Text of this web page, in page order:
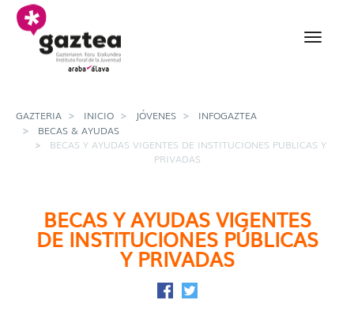
Saltar al contenido principal
Becas y ayudas
GAZTERIA INICIO JÓVENES
INFOGAZTEA
BECAS & AYUDAS
BECAS Y AYUDAS VIGENTES DE INSTITUCIONES PUBLICAS Y
PRIVADAS
BECAS Y AYUDAS VIGENTES
DE INSTITUCIONES PÚBLICAS
Y PRIVADAS
Compartir en Facebook
Compartir en Twitter